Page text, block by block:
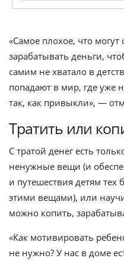
«Самое плохое, что
зарабатывать деньги,
самим не хватало в
попадают в мир, где уже
так, как привыкли», —
Тратить или
С тратой денег есть
ненужные вещи (и
и путешествия детям тех
этими вещами), или
можно копить,
«Как мотивировать
не нужно? У нас в доме